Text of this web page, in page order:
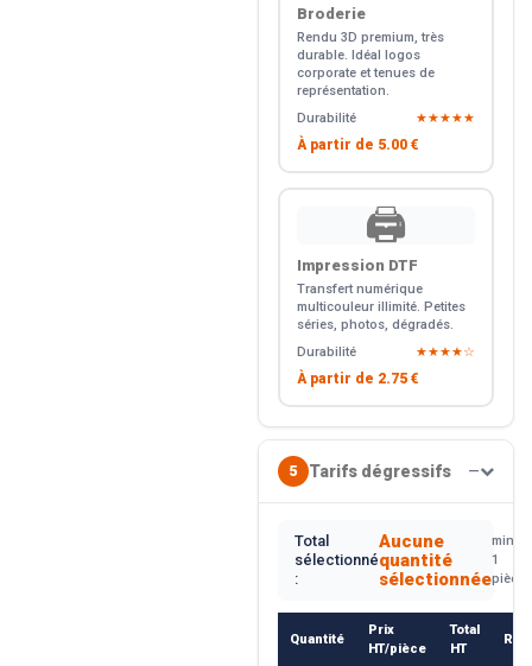
Broderie
Rendu 3D premium, très
durable. Idéal logos
corporate et tenues de
représentation.
Durabilité
★★★★★
À partir de 5.00 €
🖨️
Impression DTF
Transfert numérique
multicouleur illimité. Petites
séries, photos, dégradés.
Durabilité
★★★★☆
À partir de 2.75 €
5 Tarifs dégressifs —
Total
sélectionné
:
Aucune
quantité
sélectionnée
min.
1
pièce
Quantité
Prix
HT/pièce
Total
HT